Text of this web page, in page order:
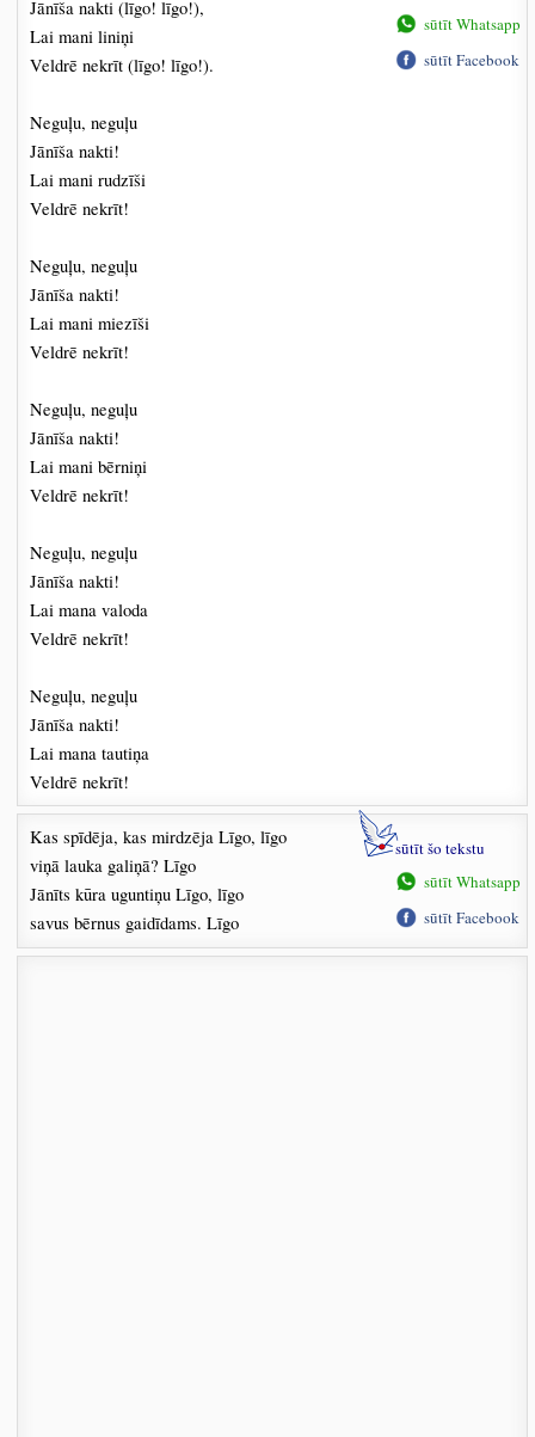
Jānīša nakti (līgo! līgo!),
Lai mani liniņi
Veldrē nekrīt (līgo! līgo!).
Neguļu, neguļu
Jānīša nakti!
Lai mani rudzīši
Veldrē nekrīt!
Neguļu, neguļu
Jānīša nakti!
Lai mani miezīši
Veldrē nekrīt!
Neguļu, neguļu
Jānīša nakti!
Lai mani bērniņi
Veldrē nekrīt!
Neguļu, neguļu
Jānīša nakti!
Lai mana valoda
Veldrē nekrīt!
Neguļu, neguļu
Jānīša nakti!
Lai mana tautiņa
Veldrē nekrīt!
sūtīt Whatsapp
sūtīt Facebook
Kas spīdēja, kas mirdzēja Līgo, līgo
viņā lauka galiņā? Līgo
Jānīts kūra uguntiņu Līgo, līgo
savus bērnus gaidīdams. Līgo
sūtīt šo tekstu
sūtīt Whatsapp
sūtīt Facebook